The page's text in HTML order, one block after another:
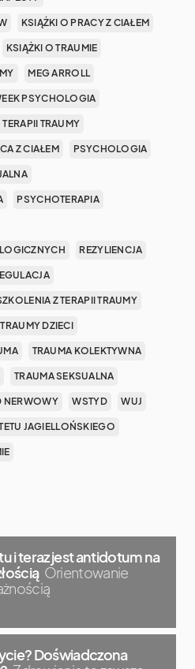
KSIĄŻKI O PRACY Z CIAŁEM
KSIĄŻKI O TRAUMIE
MEG ARROLL
PSYCHOLOGIA
TRAUMY
Z CIAŁEM PSYCHOLOGIA
PSYCHOTERAPIA
REZYLIENCJA
Z TERAPII TRAUMY
DZIECI
TRAUMA KOLEKTYWNA
TRAUMA SEKSUALNA
NERWOWY WSTYD WUJ
JAGIELLOŃSKIEGO
i teraz jest antidotum na
Orientowanie
Doświadczona